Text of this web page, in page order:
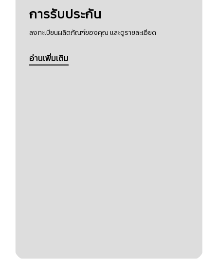
การรับประกัน
ลงทะเบียนผลิตภัณฑ์ของคุณ และดูรายละเอียด
อ่านเพิ่มเติม